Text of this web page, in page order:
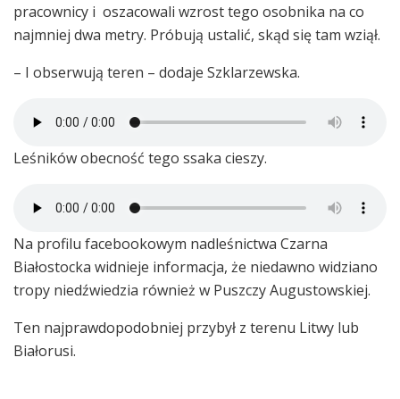
pracownicy i oszacowali wzrost tego osobnika na co
najmniej dwa metry. Próbują ustalić, skąd się tam wziął.
– I obserwują teren – dodaje Szklarzewska.
Leśników obecność tego ssaka cieszy.
Na profilu facebookowym nadleśnictwa Czarna
Białostocka widnieje informacja, że niedawno widziano
tropy niedźwiedzia również w Puszczy Augustowskiej.
Ten najprawdopodobniej przybył z terenu Litwy lub
Białorusi.